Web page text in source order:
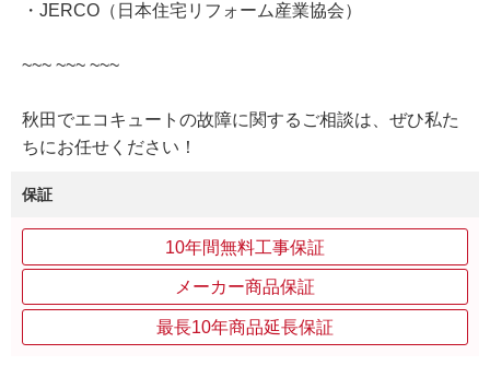
・JERCO（日本住宅リフォーム産業協会）
~~~ ~~~ ~~~
秋田でエコキュートの故障に関するご相談は、ぜひ私た
ちにお任せください！
保証
10年間無料工事保証
メーカー商品保証
最長10年商品延長保証